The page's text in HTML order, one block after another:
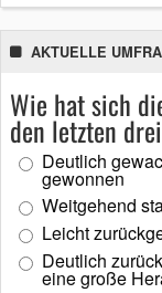
AKTUELLE
Wie hat sich
den letzten
Deutlich
gewonnen
Weitgehend
Leicht
Deutlich
eine große